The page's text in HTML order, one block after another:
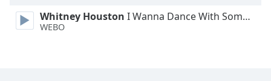
Done
Close
Whitney Houston I Wanna Dance With Somebody
WEBO